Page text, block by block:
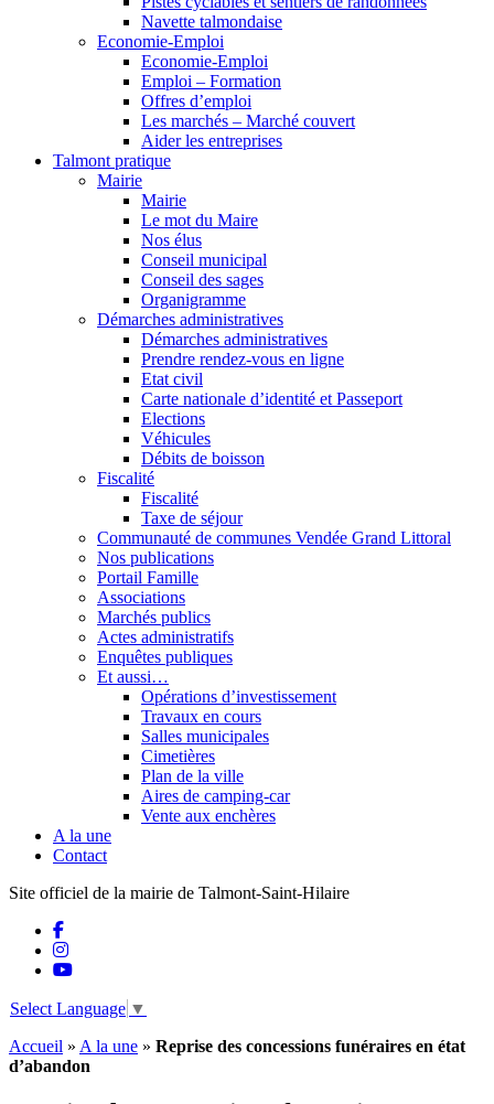
Navette talmondaise
Economie-Emploi
Economie-Emploi
Emploi – Formation
Offres d’emploi
Les marchés – Marché couvert
Aider les entreprises
Talmont pratique
Mairie
Mairie
Le mot du Maire
Nos élus
Conseil municipal
Conseil des sages
Organigramme
Démarches administratives
Démarches administratives
Prendre rendez-vous en ligne
Etat civil
Carte nationale d’identité et Passeport
Elections
Véhicules
Débits de boisson
Fiscalité
Fiscalité
Taxe de séjour
Communauté de communes Vendée Grand Littoral
Nos publications
Portail Famille
Associations
Marchés publics
Actes administratifs
Enquêtes publiques
Et aussi…
Opérations d’investissement
Travaux en cours
Salles municipales
Cimetières
Plan de la ville
Aires de camping-car
Vente aux enchères
A la une
Contact
Site officiel de la mairie de Talmont-Saint-Hilaire
Select Language ▼
Accueil » A la une » Reprise des concessions funéraires en état
d’abandon